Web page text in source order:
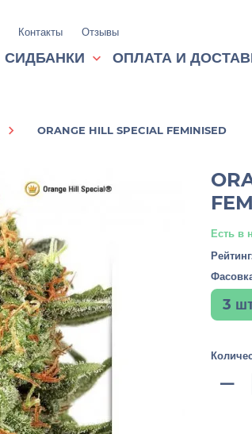
Контакты Отзывы
СИДБАНКИ ОПЛАТА И
ORANGE HILL SPECIAL FEMINISED
Есть в
3